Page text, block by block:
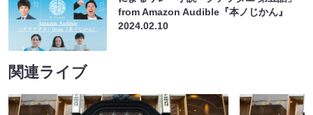
from Amazon Audible『本ノじかん』
2024.02.10
関連ライブ